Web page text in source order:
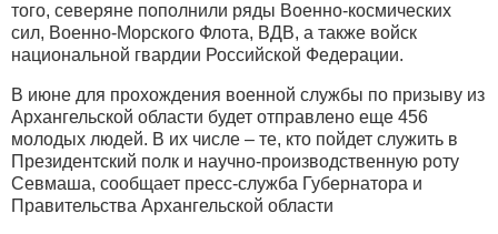
того, северяне пополнили ряды Военно-космических
сил, Военно-Морского Флота, ВДВ, а также войск
национальной гвардии Российской Федерации.
В июне для прохождения военной службы по призыву из
Архангельской области будет отправлено еще 456
молодых людей. В их числе – те, кто пойдет служить в
Президентский полк и научно-производственную роту
Севмаша, сообщает пресс-служба Губернатора и
Правительства Архангельской области